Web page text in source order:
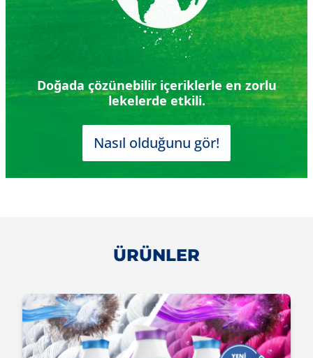
Doğada çözünebilir içeriklerle en zorlu
lekelerde etkili.
Nasıl olduğunu gör!
ÜRÜNLER